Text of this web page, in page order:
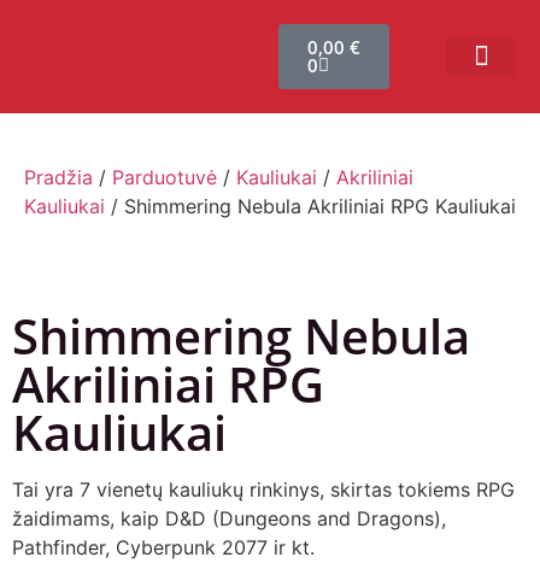
0,00€
0
Pradžia / Parduotuvė / Kauliukai / Akriliniai
Kauliukai / Shimmering Nebula Akriliniai RPG Kauliukai
Shimmering Nebula
Akriliniai RPG
Kauliukai
Tai yra 7 vienetų kauliukų rinkinys, skirtas tokiems RPG
žaidimams, kaip D&D (Dungeons and Dragons),
Pathfinder, Cyberpunk 2077 ir kt.